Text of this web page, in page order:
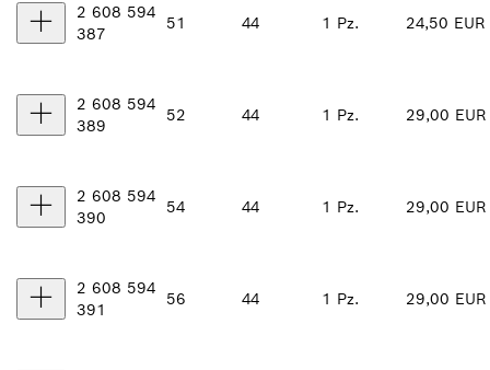
2 608 594
387
51 44 1 Pz. 24,50 EUR
2 608 594
389
52 44 1 Pz. 29,00 EUR
2 608 594
390
54 44 1 Pz. 29,00 EUR
2 608 594
391
56 44 1 Pz. 29,00 EUR